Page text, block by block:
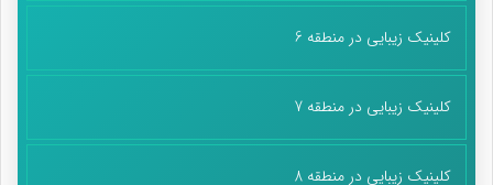
کلینیک زیبایی در منطقه 6
کلینیک زیبایی در منطقه 7
کلینیک زیبایی در منطقه 8